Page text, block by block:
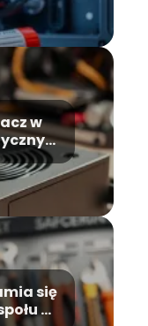
w
kroku
się
–